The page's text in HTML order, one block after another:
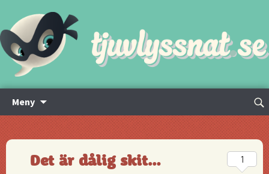
Meny
innehåll
Sök
Det är dålig skit… 1